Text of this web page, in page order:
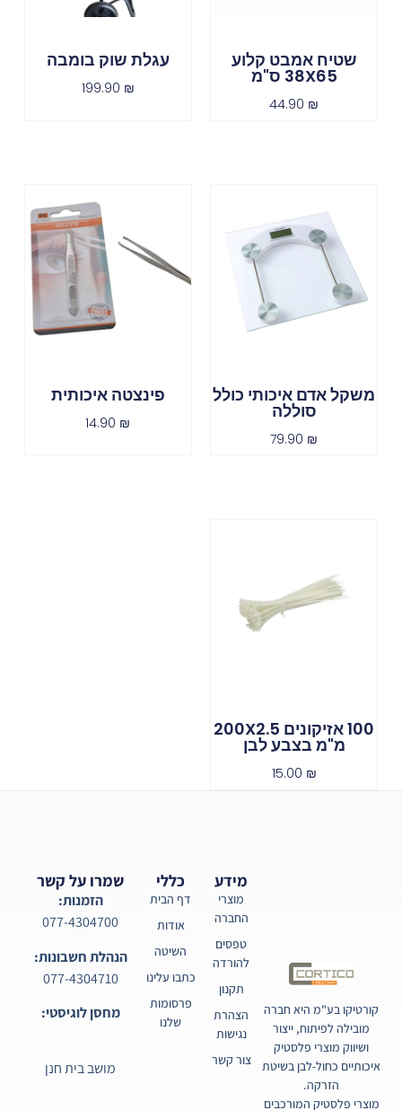
שטיח אמבט קלוע
38X65 ס"מ
44.90 ₪
עגלת שוק בומבה
199.90 ₪
משקל אדם איכותי כולל
סוללה
79.90 ₪
פינצטה איכותית
14.90 ₪
100 אזיקונים 200X2.5
מ"מ בצבע לבן
15.00 ₪
קורטיקו בע"מ היא חברה
מובילה לפיתוח, ייצור
ושיווק מוצרי פלסטיק
איכותיים כחול-לבן בשיטת
הזרקה.
מוצרי פלסטיק המורכבים
כללי
דף הבית
אודות
השיטה
כתבו עלינו
פרסומות
שלנו
מידע
מוצרי
החברה
טפסים
להורדה
תקנון
הצהרת
נגישות
צור קשר
שמרו על קשר
הזמנות:
077-4304700
הנהלת חשבונות:
077-4304710
מחסן לוגיסטי:
מושב בית חנן